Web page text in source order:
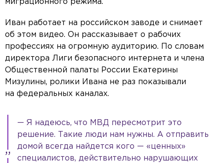
миграционного режима.
Иван работает на российском заводе и снимает
об этом видео. Он рассказывает о рабочих
профессиях на огромную аудиторию. По словам
директора Лиги безопасного интернета и члена
Общественной палаты России Екатерины
Мизулины, ролики Ивана не раз показывали
на федеральных каналах.
— Я надеюсь, что МВД пересмотрит это
решение. Такие люди нам нужны. А отправить
домой всегда найдется кого — «ценных»
специалистов, действительно нарушающих